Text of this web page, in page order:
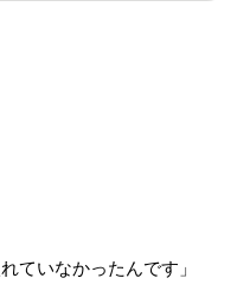
ていなかったんです」